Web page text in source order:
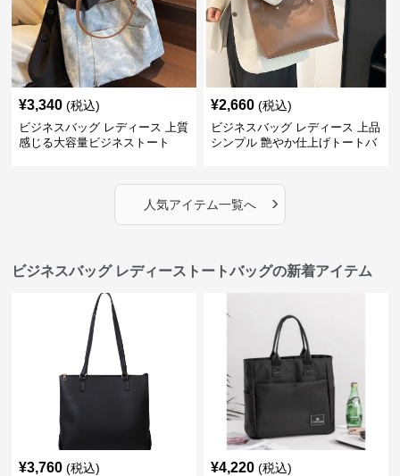
¥3,340 (税込)
ビジネスバッグ レディース 上質
感じる大容量ビジネストート
¥2,660 (税込)
ビジネスバッグ レディース 上品
シンプル 艶やか仕上げトートバ
人気アイテム一覧へ ›
ビジネスバッグ レディーストートバッグの新着アイテム
¥3,760 (税込) ¥4,220 (税込)